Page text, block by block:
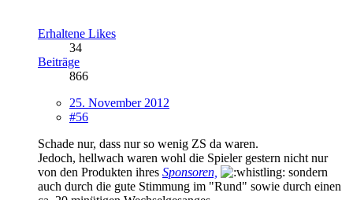
Erhaltene Likes
34
Beiträge
866
25. November 2012
#56
Schade nur, dass nur so wenig ZS da waren.
Jedoch, hellwach waren wohl die Spieler gestern nicht nur
von den Produkten ihres Sponsoren,
sondern
auch durch die gute Stimmung im "Rund" sowie durch einen